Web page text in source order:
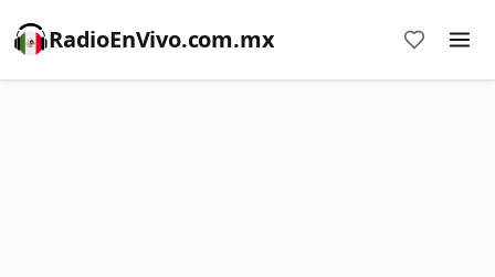
RadioEnVivo.com.mx